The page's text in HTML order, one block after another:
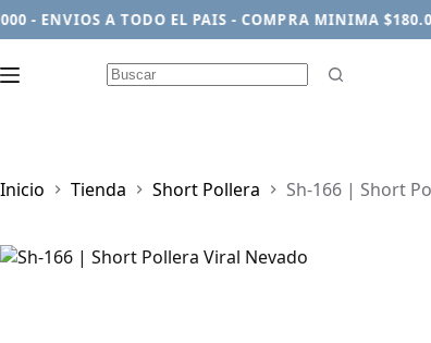
ENVIOS A TODO EL PAIS - COMPRA MINIMA
Inicio Tienda Short Pollera Sh-166 | Short